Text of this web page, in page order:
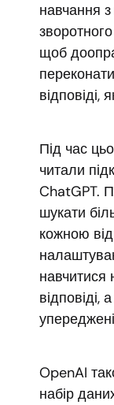
навчання
щоб
відповіді,
Під час
читали
ChatGPT.
шукати
кожною
навчитися
відповіді,
OpenAI
набір